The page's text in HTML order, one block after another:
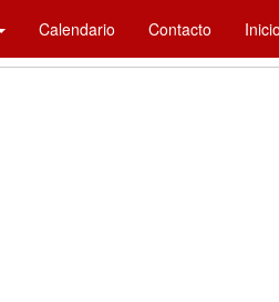
Calendario Contacto Inicio